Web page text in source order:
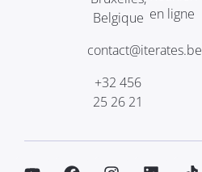
Belgique
contact@iterates.be
+32 456
25 26 21
en ligne